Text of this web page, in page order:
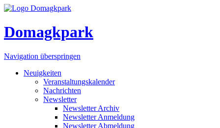
Domagkpark
Navigation überspringen
Neuigkeiten
Veranstaltungskalender
Nachrichten
Newsletter
Newsletter Archiv
Newsletter Anmeldung
Newsletter Abmeldung